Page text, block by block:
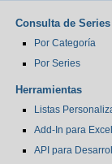
Consulta de Series
Por Categoría
Por Series
Herramientas
Listas
Add-In para Excel
API para